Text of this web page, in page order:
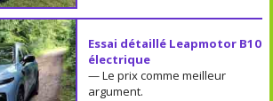
Essai détaillé Leapmotor B10
électrique
— Le prix comme meilleur
argument.